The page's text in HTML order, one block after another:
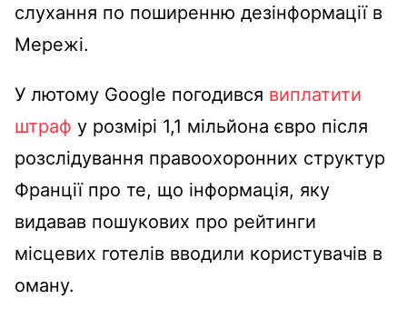
слухання по поширенню дезінформації в
Мережі.
У лютому Google погодився виплатити
штраф у розмірі 1,1 мільйона євро після
розслідування правоохоронних структур
Франції про те, що інформація, яку
видавав пошукових про рейтинги
місцевих готелів вводили користувачів в
оману.